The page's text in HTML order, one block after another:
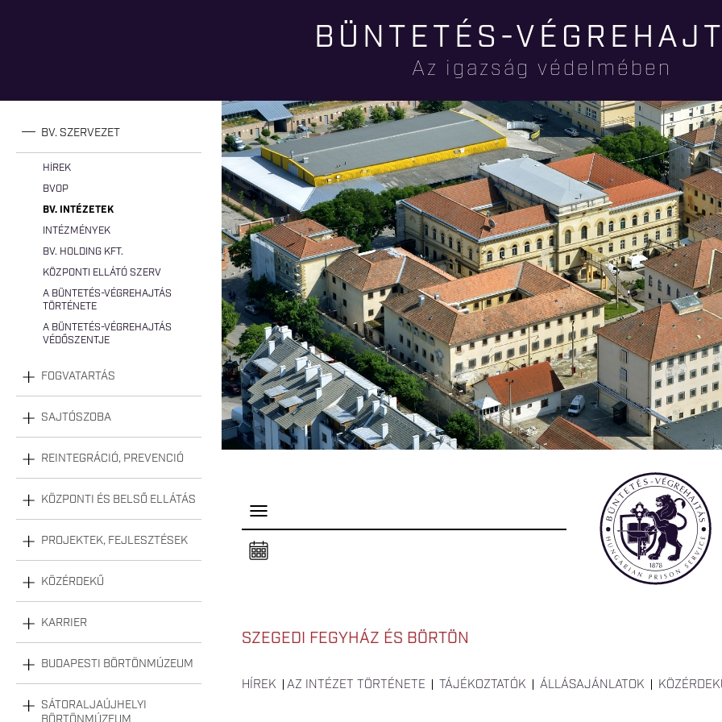
tartalomra
BÜNTETÉS-
Az igazság védelmében
BV. SZERVEZET
HÍREK
BVOP
BV. INTÉZETEK
INTÉZMÉNYEK
BV. HOLDING KFT.
KÖZPONTI ELLÁTÓ SZERV
A BÜNTETÉS-VÉGREHAJTÁS
TÖRTÉNETE
A BÜNTETÉS-VÉGREHAJTÁS
VÉDŐSZENTJE
FOGVATARTÁS
SAJTÓSZOBA
REINTEGRÁCIÓ, PREVENCIÓ
KÖZPONTI ÉS BELSŐ ELLÁTÁS
PROJEKTEK, FEJLESZTÉSEK
KÖZÉRDEKŰ
KARRIER
BUDAPESTI BÖRTÖNMÚZEUM
SÁTORALJAÚJHELYI
P
e
l
s
a
SZEGEDI FEGYHÁZ ÉS BÖRTÖN
HÍREK AZ INTÉZET TÖRTÉNETE TÁJÉKOZTATÓK ÁLLÁSAJÁNLATOK